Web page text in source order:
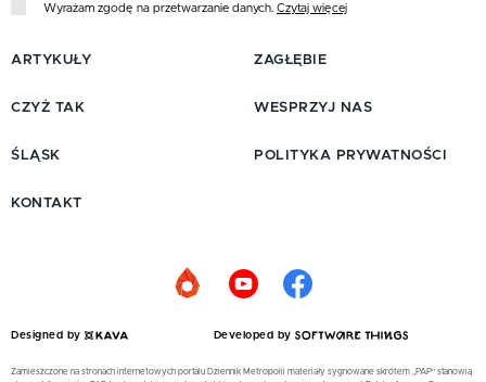
Wyrażam zgodę na przetwarzanie danych. Czytaj więcej
ARTYKUŁY
CZYŻ TAK
ŚLĄSK
ZAGŁĘBIE
WESPRZYJ NAS
POLITYKA PRYWATNOŚCI
KONTAKT
Designed by Developed by
Zamieszczone na stronach internetowych portalu Dziennik Metropolii materiały sygnowane skrótem „PAP” stanowią